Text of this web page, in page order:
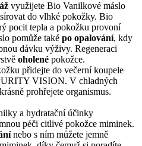
využijete Bio Vanilkové máslo
do vlhké pokožky. Bio
pocit tepla a pokožku provoní
pomůže také po opalování, kdy
dávku výživy. Regeneraci
oholené pokožce.
přidejte do večerní koupele
VISION. V chladných
prohřejete organismus.
a hydratační účinky
péči citlivé pokožce miminek.
nebo s ním můžete jemně